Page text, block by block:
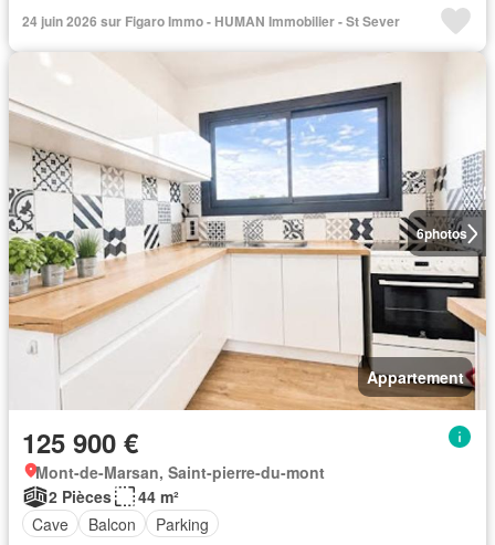
24 juin 2026 sur Figaro Immo - HUMAN Immobilier - St Sever
6photos
Appartement
125 900 €
Mont-de-Marsan, Saint-pierre-du-mont
2 Pièces
44 m²
Cave
Balcon Parking